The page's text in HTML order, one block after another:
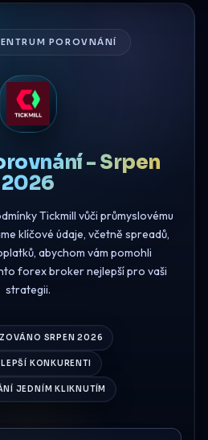
POROVNÁNÍ
- Srpen
2026
Tickmill vůči průmyslovému
klíčové údaje, včetně spreadů,
abychom vám pomohli
forex broker nejlepší pro vaši
strategii.
SRPEN 2026
KONKURENTI
JEDNÍM KLIKNUTÍM